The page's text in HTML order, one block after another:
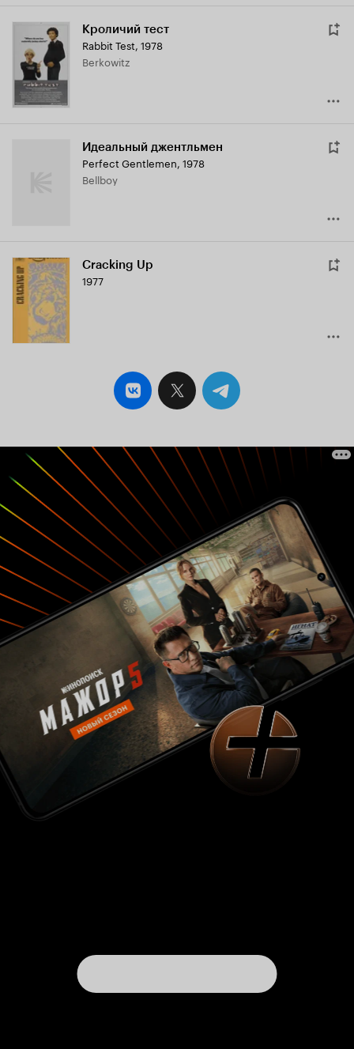
Кроличий тест
Rabbit Test, 1978
Berkowitz
Идеальный джентльмен
Perfect Gentlemen, 1978
Bellboy
Cracking Up
1977